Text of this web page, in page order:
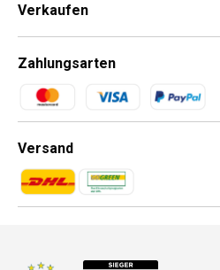
Verkaufen
Zahlungsarten
Zahlungsmethoden
Versand
Zahlungsmethoden